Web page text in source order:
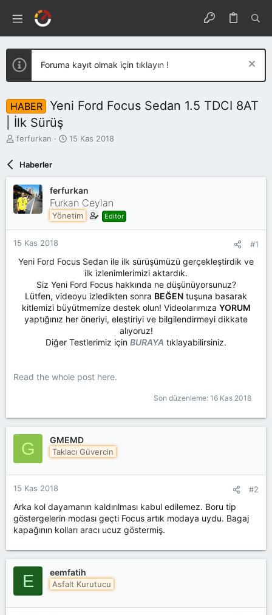
Foruma kayıt olmak için tıklayın !
HABER
Yeni Ford Focus Sedan 1.5 TDCI 8AT
| İlk Sürüş
K
n
u
u
b
a
a
t
ferfurkan
B
n
g
ı
ç
r
h
15 Kas 2018
Haberler
ferfurkan
Furkan Ceylan
Yönetim Editör
15 Kas 2018 #1
Yeni Ford Focus Sedan ile ilk sürüşümüzü gerçekleştirdik ve
ilk izlenimlerimizi aktardık.
Siz Yeni Ford Focus hakkında ne düşünüyorsunuz?
Lütfen, videoyu izledikten sonra BEĞEN tuşuna basarak
kitlemizi büyütmemize destek olun! Videolarımıza YORUM
yaptığınız her öneriyi, eleştiriyi ve bilgilendirmeyi dikkate
alıyoruz!
Diğer Testlerimiz için BURAYA tıklayabilirsiniz.​
Read the whole post here.
Son düzenleme: 16 Kas 2018
G GMEMD
Taklacı Güvercin
15 Kas 2018 #2
Arka kol dayamanın kaldırılması kabul edilemez. Boru tip
göstergelerin modası geçti Focus artık modaya uydu. Bagaj
kapağının kolları aracı ucuz göstermiş.
E eemfatih
Asfalt Kurutucu